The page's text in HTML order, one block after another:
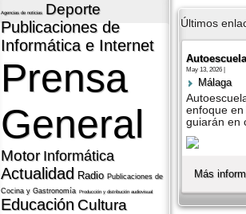
Agencias de noticias Deporte
Publicaciones de
Informática e Internet
Prensa
General
Motor Informática
Actualidad Radio Publicaciones de
Cocina y Gastronomí­a
Producción y distribución audiovisual
Educación Cultura
Últimos
May 13, 2026 |
Málaga
enfoque
guiarán en
Más